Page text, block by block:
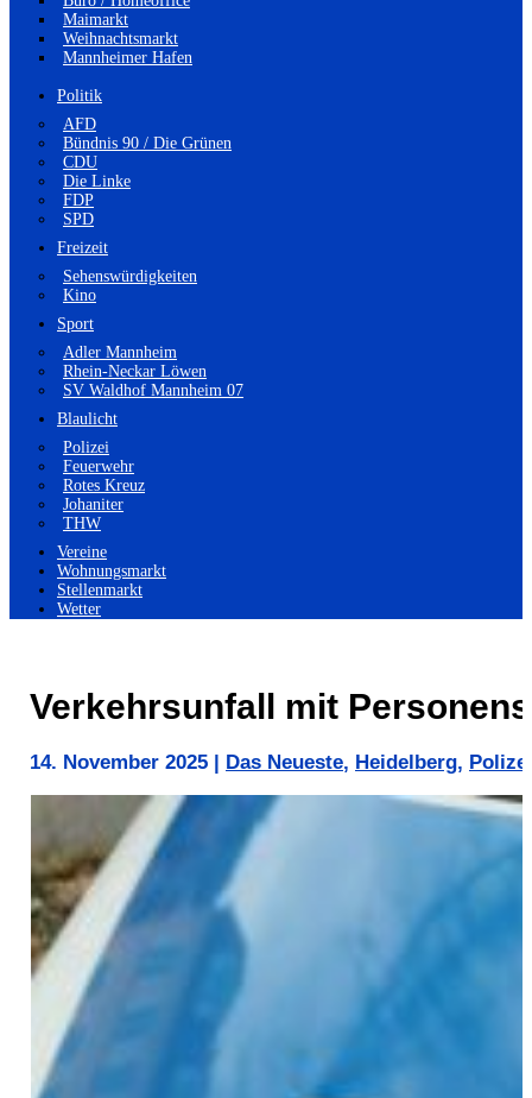
Maimarkt
Weihnachtsmarkt
Mannheimer Hafen
Politik
AFD
Bündnis 90 / Die Grünen
CDU
Die Linke
FDP
SPD
Freizeit
Sehenswürdigkeiten
Kino
Sport
Adler Mannheim
Rhein-Neckar Löwen
SV Waldhof Mannheim 07
Blaulicht
Polizei
Feuerwehr
Rotes Kreuz
Johaniter
THW
Vereine
Wohnungsmarkt
Stellenmarkt
Wetter
Verkehrsunfall mit
14. November 2025 Das Neueste, Heidelberg, Polizei